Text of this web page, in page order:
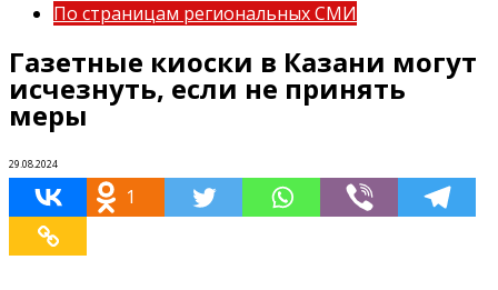
По страницам региональных СМИ
Газетные киоски в Казани могут
исчезнуть, если не принять
меры
29.08.2024
1